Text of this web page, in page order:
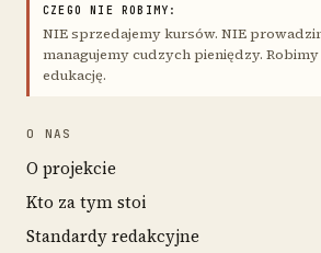
CZEGO NIE ROBIMY:
NIE sprzedajemy kursów. NIE
managujemy cudzych pieniędzy. Robimy
edukację.
O NAS
O projekcie
Kto za tym stoi
Standardy redakcyjne